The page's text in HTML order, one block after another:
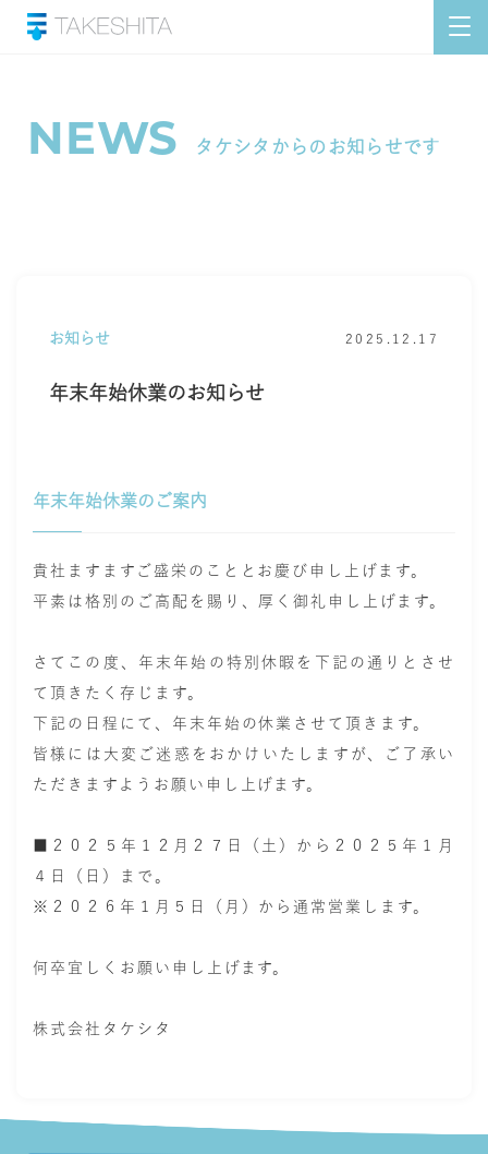
NEWS タケシタからのお知らせです
お知らせ 2025.12.17
年末年始休業のお知らせ
年末年始休業のご案内
貴社ますますご盛栄のこととお慶び申し上げます。
平素は格別のご高配を賜り、 厚く御礼申 し上げます。
さてこの度、年末年始の特別休暇を下記の通りとさせ
て頂きたく存じます。
下記の日程にて、年末年始の休業させて頂きます。
皆様には大変ご迷惑をおかけいたしますが、ご了承い
ただきますようお願い申し上げます。
■２０２５年１２月２７日（土）から ２０２５年１月
４日（日）まで。
※２０２６年１月５日（月）から通常営業します。
何卒宜しくお願い申し上げます。
株式会社タケシタ